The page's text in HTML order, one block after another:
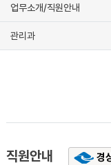
업무소개/직원안내
관리과
직원안내 경